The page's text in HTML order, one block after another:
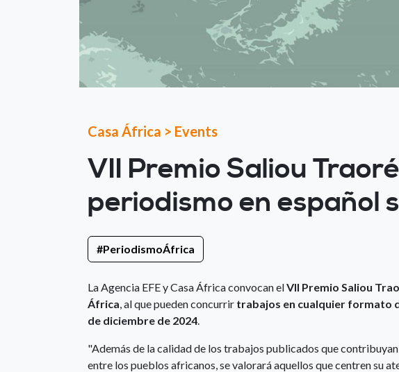
Casa África > Events
VII Premio Saliou
periodismo en español
#PeriodismoÁfrica
La Agencia EFE y Casa África convocan elVII Premio Saliou
África , al que pueden concurrir trabajos en cualquier formato
de diciembre de 2024
"Además de la calidad de los trabajos publicados que
entre los pueblos africanos, se valorará aquellos que centren su